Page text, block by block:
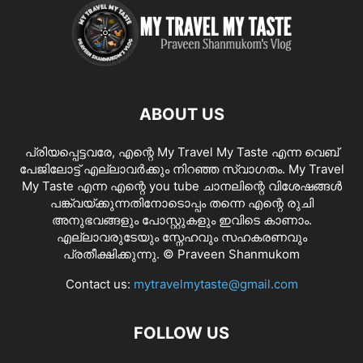
ABOUT US
പ്രിയപ്പെട്ടവരേ, എന്റെ My Travel My Taste എന്ന വെബ്
പേജിലോട്ട് എല്ലാവർക്കും നിറഞ്ഞ സ്വാഗതം. My Travel
My Taste എന്ന എന്റെ you tube ചാനലിന്റെ വിശേഷങ്ങൾ
പങ്ക്വയ്ക്കുന്നതിനോടൊപ്പം തന്നെ എന്റെ രുചി
അനുഭവങ്ങളും പോസ്റ്റുകളും ഇവിടെ കാണാം.
എല്ലാവരുടേയും സ്നേഹവും സഹകരണവും
പ്രതീക്ഷിക്കുന്നു. © Praveen Shanmukom
Contact us: mytravelmytaste@gmail.com
FOLLOW US